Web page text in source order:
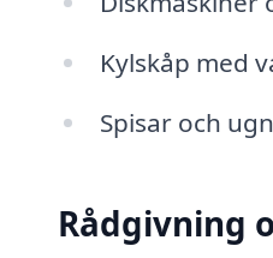
Kylskåp med
Spisar och
Rådgivning